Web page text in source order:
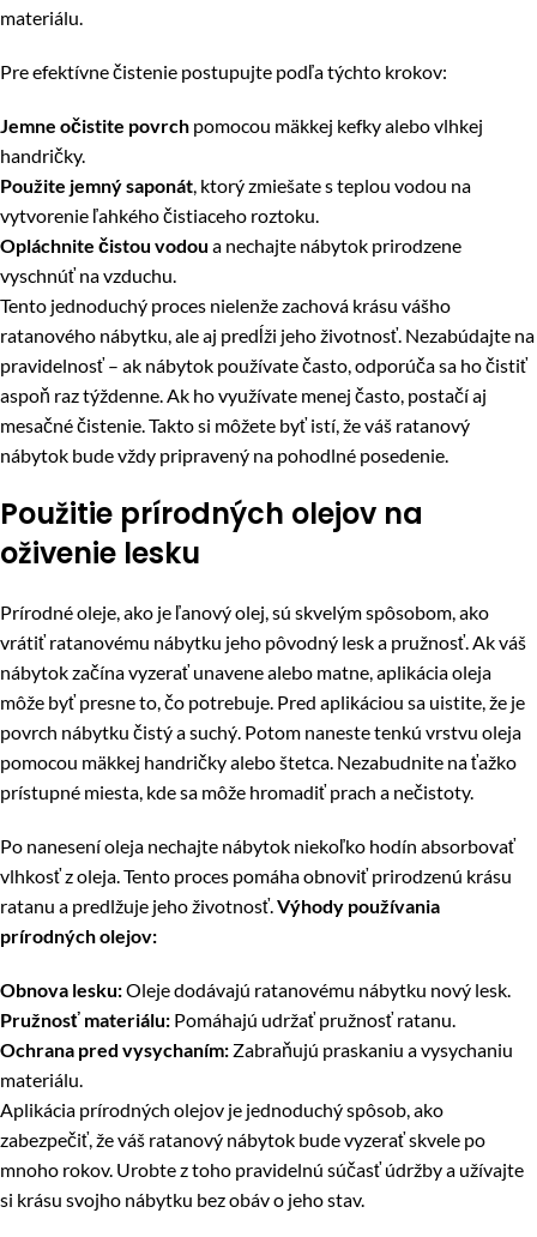
materiálu.
Pre efektívne čistenie postupujte podľa týchto krokov:
Jemne očistite povrch pomocou mäkkej kefky alebo vlhkej
handričky.
Použite jemný saponát, ktorý zmiešate s teplou vodou na
vytvorenie ľahkého čistiaceho roztoku.
Opláchnite čistou vodou a nechajte nábytok prirodzene
vyschnúť na vzduchu.
Tento jednoduchý proces nielenže zachová krásu vášho
ratanového nábytku, ale aj predĺži jeho životnosť. Nezabúdajte na
pravidelnosť – ak nábytok používate často, odporúča sa ho čistiť
aspoň raz týždenne. Ak ho využívate menej často, postačí aj
mesačné čistenie. Takto si môžete byť istí, že váš ratanový
nábytok bude vždy pripravený na pohodlné posedenie.
Použitie prírodných olejov na
oživenie lesku
Prírodné oleje, ako je ľanový olej, sú skvelým spôsobom, ako
vrátiť ratanovému nábytku jeho pôvodný lesk a pružnosť. Ak váš
nábytok začína vyzerať unavene alebo matne, aplikácia oleja
môže byť presne to, čo potrebuje. Pred aplikáciou sa uistite, že je
povrch nábytku čistý a suchý. Potom naneste tenkú vrstvu oleja
pomocou mäkkej handričky alebo štetca. Nezabudnite na ťažko
prístupné miesta, kde sa môže hromadiť prach a nečistoty.
Po nanesení oleja nechajte nábytok niekoľko hodín absorbovať
vlhkosť z oleja. Tento proces pomáha obnoviť prirodzenú krásu
ratanu a predlžuje jeho životnosť.Výhody používania
prírodných olejov:
Obnova lesku:Oleje dodávajú ratanovému nábytku nový lesk.
Pružnosť materiálu: Pomáhajú udržať pružnosť ratanu.
Ochrana pred vysychaním: Zabraňujú praskaniu a vysychaniu
materiálu.
Aplikácia prírodných olejov je jednoduchý spôsob, ako
zabezpečiť, že váš ratanový nábytok bude vyzerať skvele po
mnoho rokov. Urobte z toho pravidelnú súčasť údržby a užívajte
si krásu svojho nábytku bez obáv o jeho stav.